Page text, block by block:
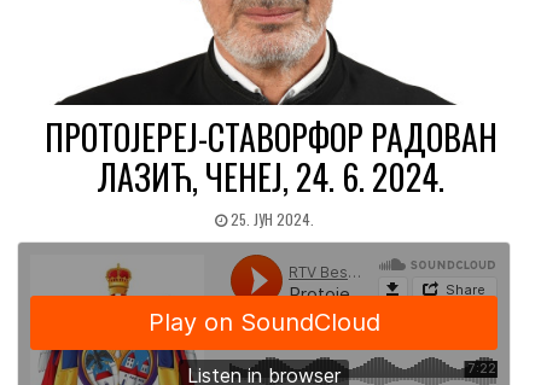
ПРОТОЈЕРЕЈ-СТАВОРФОР РАДОВАН
ЛАЗИЋ, ЧЕНЕЈ, 24. 6. 2024.
25. ЈУН 2024.